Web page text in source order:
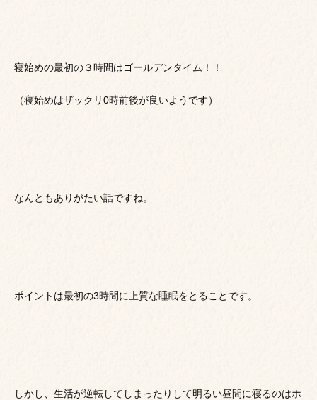
寝始めの最初の３時間はゴールデンタイム！！
（寝始めはザックリ0時前後が良いようです）
なんともありがたい話ですね。
ポイントは最初の3時間に上質な睡眠をとることです。
しかし、生活が逆転してしまったりして明るい昼間に寝るのはホ